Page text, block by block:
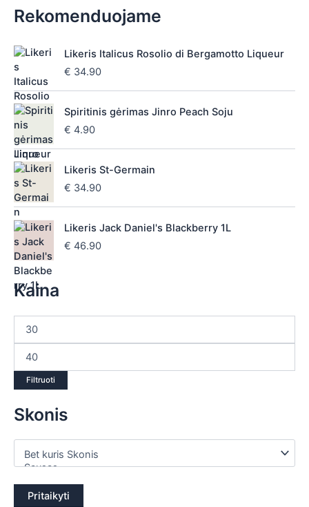
Rekomenduojame
Likeris Italicus Rosolio di Bergamotto Liqueur
€ 34.90
Spiritinis gėrimas Jinro Peach Soju
€ 4.90
Likeris St-Germain
€ 34.90
Likeris Jack Daniel's Blackberry 1L
€ 46.90
Kaina
Filtruoti
Skonis
Pritaikyti